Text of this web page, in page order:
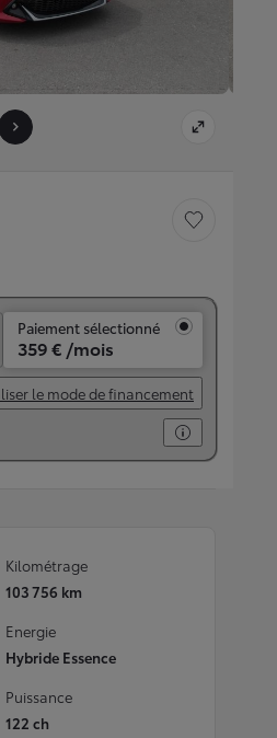
Sauvegarder le
Paiement sélectionné
359 € /mois
le mode de financement
Kilométrage
103 756 km
Energie
Hybride Essence
Puissance
122 ch